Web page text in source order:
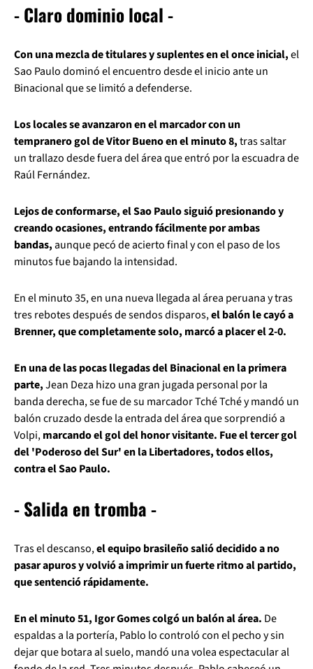
- Claro dominio local -
Con una mezcla de titulares y suplentes en el once inicial,el
Sao Paulo dominó el encuentro desde el inicio ante un
Binacional que se limitó a defenderse.
Los locales se avanzaron en el marcador con un
tempranero gol de Vitor Bueno en el minuto 8,tras saltar
un trallazo desde fuera del área que entró por la escuadra de
Raúl Fernández.
Lejos de conformarse, el Sao Paulo siguió presionando y
creando ocasiones, entrando fácilmente por ambas
bandas,aunque pecó de acierto final y con el paso de los
minutos fue bajando la intensidad.
En el minuto 35, en una nueva llegada al área peruana y tras
tres rebotes después de sendos disparos,el balón le cayó a
Brenner, que completamente solo, marcó a placer el 2-0.
En una de las pocas llegadas del Binacional en la primera
parte,Jean Deza hizo una gran jugada personal por la
banda derecha, se fue de su marcador Tché Tché y mandó un
balón cruzado desde la entrada del área que sorprendió a
Volpi,marcando el gol del honor visitante. Fue el tercer gol
del 'Poderoso del Sur' en la Libertadores, todos ellos,
contra el Sao Paulo.
- Salida en tromba -
Tras el descanso,el equipo brasileño salió decidido a no
pasar apuros y volvió a imprimir un fuerte ritmo al partido,
que sentenció rápidamente.
En el minuto 51, Igor Gomes colgó un balón al área. De
espaldas a la portería, Pablo lo controló con el pecho y sin
dejar que botara al suelo, mandó una volea espectacular al